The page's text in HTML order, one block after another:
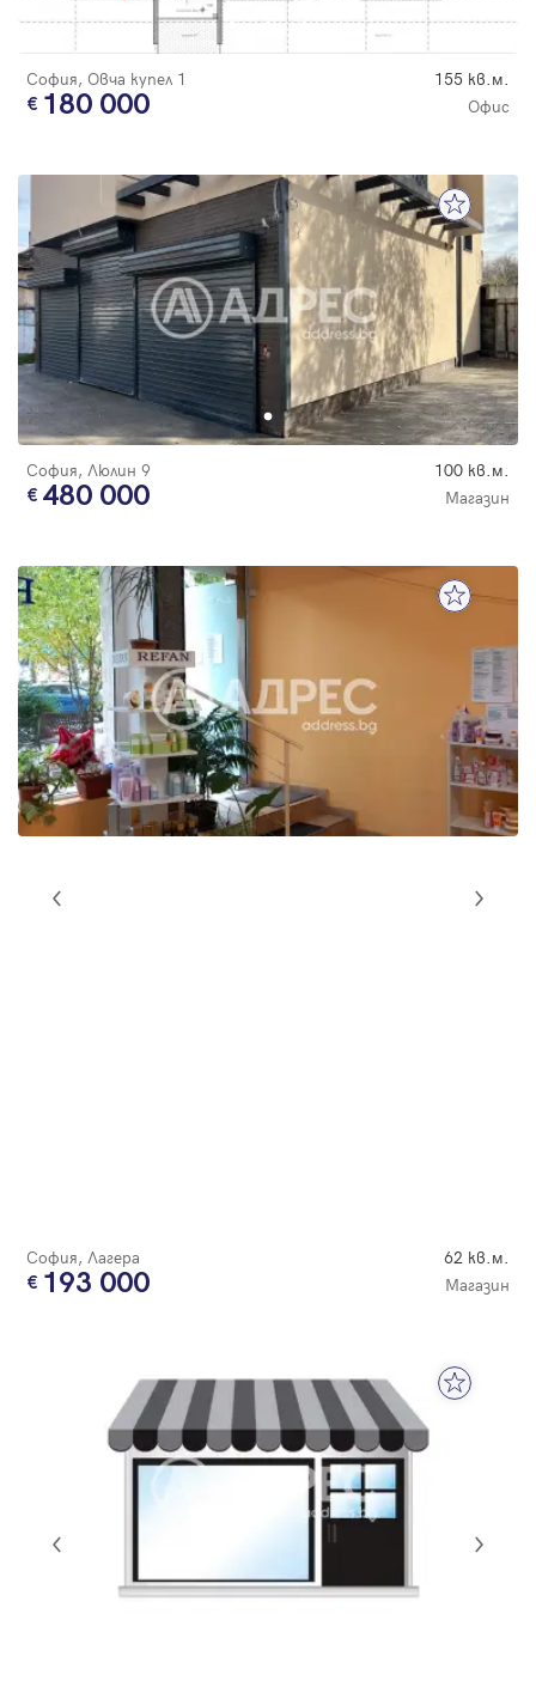
София, Овча купел 1 155 кв.м.
180 000 Офис
София, Люлин 9 100 кв.м.
480 000 Магазин
София, Лагера 62 кв.м.
193 000 Магазин